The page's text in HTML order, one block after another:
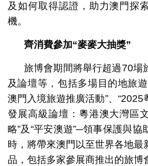
及如何取得認證，助力澳門探
機。
齊消費參加“麥麥大抽獎”
旅博會期間將舉行超過70場
及論壇等，包括多場目的地旅
澳門入境旅遊推廣活動”、“2025
發展高級論壇：粵港澳大灣區
略”及“平安澳遊”─領事保護與協
時，將帶來澳門以至世界各地最
品，包括多家參展商推出的旅博